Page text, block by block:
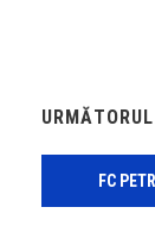
FC